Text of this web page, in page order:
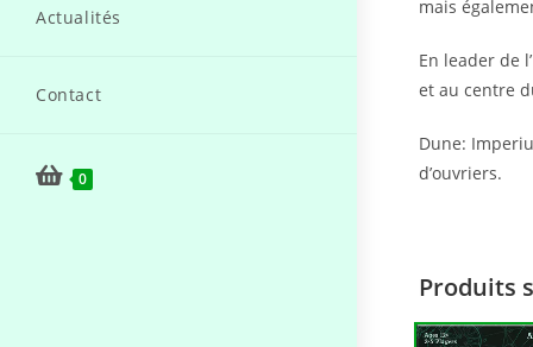
Actualités
Contact
0
mais
En leader de
et au centre
Dune:
d’ouvriers.
Produits